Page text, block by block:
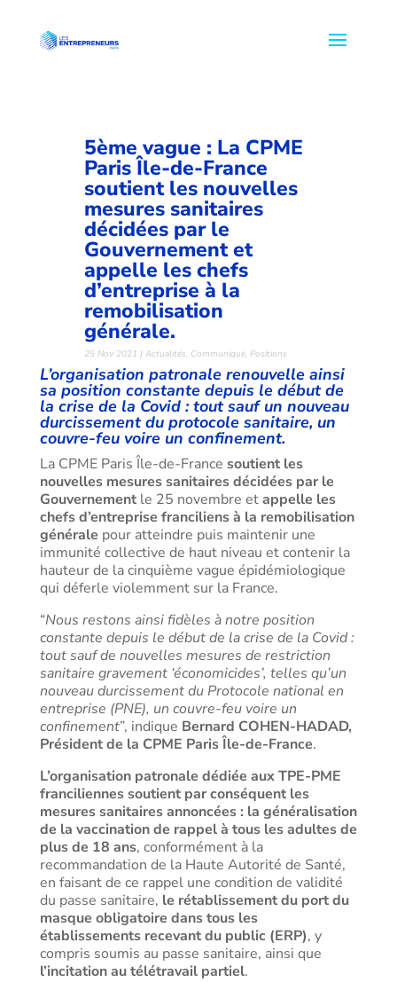
5ème vague : La CPME
Paris Île-de-France
soutient les nouvelles
mesures sanitaires
décidées par le
Gouvernement et
appelle les chefs
d’entreprise à la
remobilisation
générale.
25 Nov 2021 |Actualités, Communiqué,Positions
L’organisation patronale renouvelle ainsi
sa position constante depuis le début de
la crise de la Covid : tout sauf un nouveau
durcissement du protocole sanitaire, un
couvre-feu voire un confinement.
La CPME Paris Île-de-France soutient les
nouvelles mesures sanitaires décidées par le
Gouvernementle 25 novembre etappelle les
chefs d’entreprise franciliens à la remobilisation
générale pour atteindre puis maintenir une
immunité collective de haut niveau et contenir la
hauteur de la cinquième vague épidémiologique
qui déferle violemment sur la France.
“Nous restons ainsi fidèles à notre position
constante depuis le début de la crise de la Covid :
tout sauf de nouvelles mesures de restriction
sanitaire gravement ‘économicides’, telles qu’un
nouveau durcissement du Protocole national en
entreprise (PNE), un couvre-feu voire un
confinement”, indique Bernard COHEN-HADAD,
Président de la CPME Paris Île-de-France.
L’organisation patronale dédiée aux TPE-PME
franciliennes soutient par conséquent les
mesures sanitaires annoncées : la généralisation
de la vaccination de rappel à tous les adultes de
plus de 18 ans, conformément à la
recommandation de la Haute Autorité de Santé,
en faisant de ce rappel une condition de validité
du passe sanitaire, le rétablissement du port du
masque obligatoire dans tous les
établissements recevant du public (ERP), y
compris soumis au passe sanitaire, ainsi que
l’incitation au télétravail partiel.